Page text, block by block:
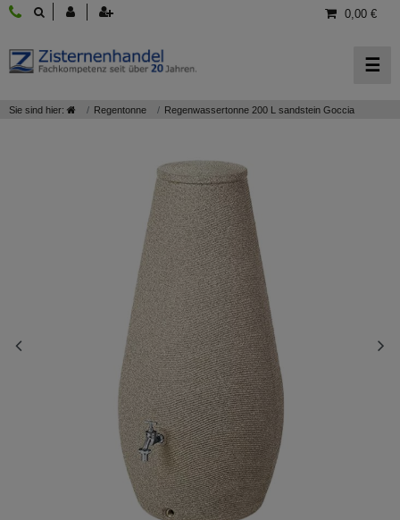
0,00 €
☰
Sie sind hier: Regentonne Regenwassertonne 200 L sandstein Goccia